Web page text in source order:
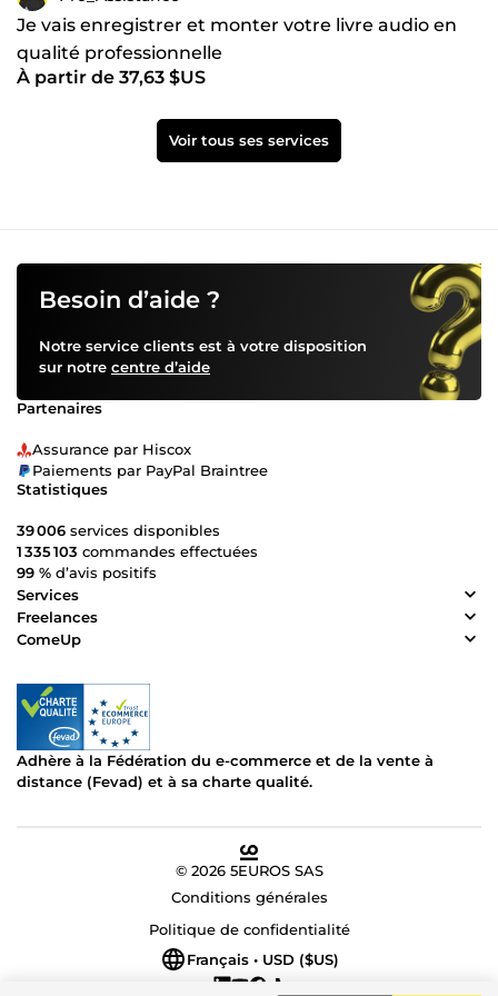
Je vais enregistrer et monter votre livre audio en
qualité professionnelle
À partir de 37,63 $US
Voir tous ses services
Besoin d’aide ?
Notre service clients est à votre disposition
sur notre centre d’aide
Partenaires
Assurance par Hiscox
Paiements par PayPal Braintree
Statistiques
39 006 services disponibles
1 335 103 commandes effectuées
99 % d’avis positifs
Services
Freelances
ComeUp
Adhère à la Fédération du e-commerce et de la vente à
distance (Fevad) et à sa charte qualité.
© 2026 5EUROS SAS
Conditions générales
Politique de confidentialité
Français • USD ($US)